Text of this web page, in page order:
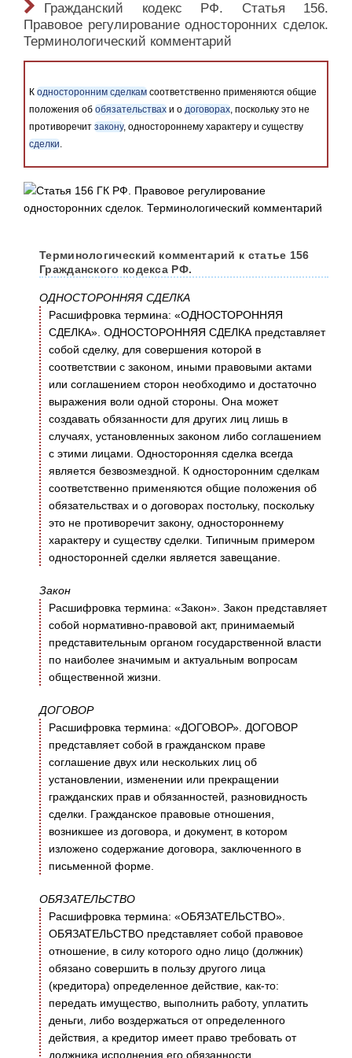
Гражданский кодекс РФ. Статья 156.
Правовое регулирование односторонних сделок.
Терминологический комментарий
К односторонним сделкам соответственно применяются общие
положения об обязательствах и о договорах, поскольку это не
противоречит закону, одностороннему характеру и существу
сделки.
Терминологический комментарий к статье 156
Гражданского кодекса РФ.
ОДНОСТОРОННЯЯ СДЕЛКА
Расшифровка термина: «ОДНОСТОРОННЯЯ
СДЕЛКА». ОДНОСТОРОННЯЯ СДЕЛКА представляет
собой сделку, для совершения которой в
соответствии с законом, иными правовыми актами
или соглашением сторон необходимо и достаточно
выражения воли одной стороны. Она может
создавать обязанности для других лиц лишь в
случаях, установленных законом либо соглашением
с этими лицами. Односторонняя сделка всегда
является безвозмездной. К односторонним сделкам
соответственно применяются общие положения об
обязательствах и о договорах постольку, поскольку
это не противоречит закону, одностороннему
характеру и существу сделки. Типичным примером
односторонней сделки является завещание.
Закон
Расшифровка термина: «Закон». Закон представляет
собой нормативно-правовой акт, принимаемый
представительным органом государственной власти
по наиболее значимым и актуальным вопросам
общественной жизни.
ДОГОВОР
Расшифровка термина: «ДОГОВОР». ДОГОВОР
представляет собой в гражданском праве
соглашение двух или нескольких лиц об
установлении, изменении или прекращении
гражданских прав и обязанностей, разновидность
сделки. Гражданское правовые отношения,
возникшее из договора, и документ, в котором
изложено содержание договора, заключенного в
письменной форме.
ОБЯЗАТЕЛЬСТВО
Расшифровка термина: «ОБЯЗАТЕЛЬСТВО».
ОБЯЗАТЕЛЬСТВО представляет собой правовое
отношение, в силу которого одно лицо (должник)
обязано совершить в пользу другого лица
(кредитора) определенное действие, как-то:
передать имущество, выполнить работу, уплатить
деньги, либо воздержаться от определенного
действия, а кредитор имеет право требовать от
должника исполнения его обязанности.